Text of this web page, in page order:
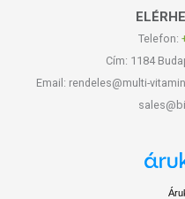
Telefon:
Cím: 1184
Email: rendeles@multi-